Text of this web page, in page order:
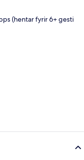
(hentar fyrir 6+ gesti